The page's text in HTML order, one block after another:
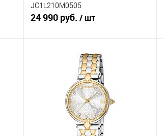
JC1L210M0505
24 990 руб. / шт
В корзину
Купить в 1 клик
В избранное
В наличии